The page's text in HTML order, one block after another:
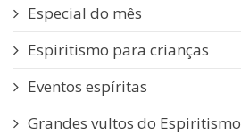
Especial do mês
Espiritismo para crianças
Eventos espíritas
Grandes vultos do Espiritismo